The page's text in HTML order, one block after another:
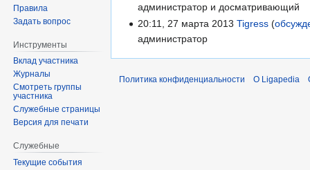
администратор и досматривающий
20:11, 27 марта 2013Tigress
администратор
Правила
Задать вопрос
Инструменты
Вклад участника
Журналы
Смотреть группы
участника
Служебные страницы
Версия для печати
Служебные
Текущие события
Политика конфиденциальности О Ligapedia